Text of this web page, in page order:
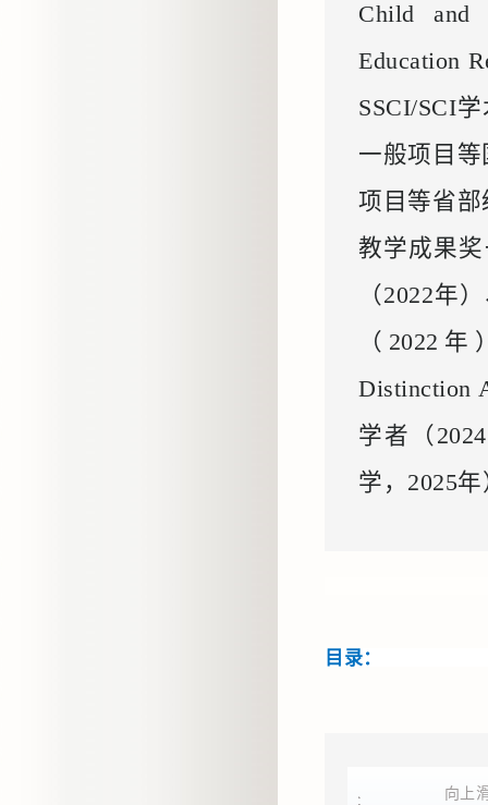
Child and
Education
SSCI/SCI
一般项目
项目等省
教学成果
（2022年
（2022
Distinction
学者（
学，2025
目录：
向上